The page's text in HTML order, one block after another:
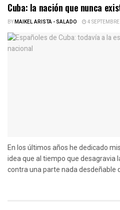
Cuba: la nación que nunca
BYMAIKEL ARISTA - SALADO 4
En los últimos años he dedicado
idea que al tiempo que desagravia
contra una parte nada desdeñable